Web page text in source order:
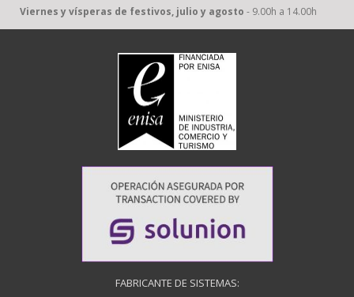
Viernes y vísperas de festivos, julio y agosto - 9.00h a 14.00h
FABRICANTE DE SISTEMAS: